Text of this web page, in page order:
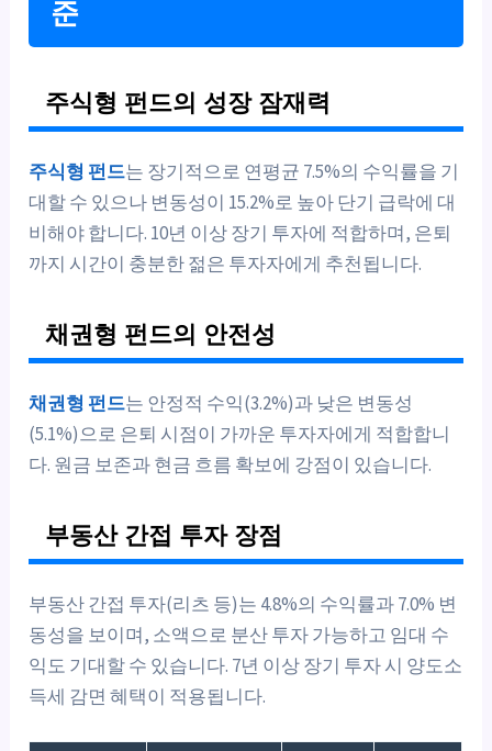
준
주식형 펀드의 성장 잠재력
주식형 펀드는 장기적으로 연평균 7.5%의 수익률을 기
대할 수 있으나 변동성이 15.2%로 높아 단기 급락에 대
비해야 합니다. 10년 이상 장기 투자에 적합하며, 은퇴
까지 시간이 충분한 젊은 투자자에게 추천됩니다.
채권형 펀드의 안전성
채권형 펀드는 안정적 수익(3.2%)과 낮은 변동성
(5.1%)으로 은퇴 시점이 가까운 투자자에게 적합합니
다. 원금 보존과 현금 흐름 확보에 강점이 있습니다.
부동산 간접 투자 장점
부동산 간접 투자(리츠 등)는 4.8%의 수익률과 7.0% 변
동성을 보이며, 소액으로 분산 투자 가능하고 임대 수
익도 기대할 수 있습니다. 7년 이상 장기 투자 시 양도소
득세 감면 혜택이 적용됩니다.